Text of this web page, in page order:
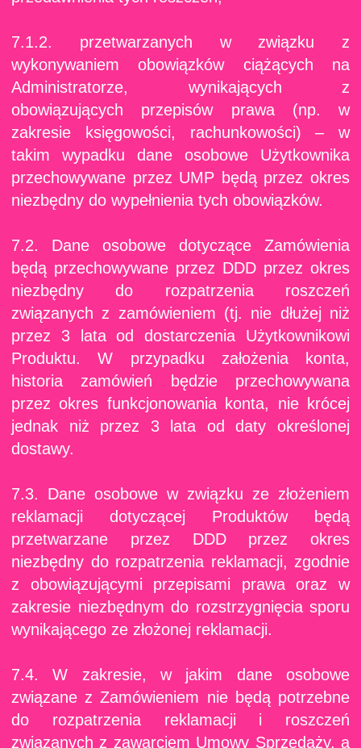
7.1.2. przetwarzanych w związku z
wykonywaniem obowiązków ciążących na
Administratorze, wynikających z
obowiązujących przepisów prawa (np. w
zakresie księgowości, rachunkowości) – w
takim wypadku dane osobowe Użytkownika
przechowywane przez UMP będą przez okres
niezbędny do wypełnienia tych obowiązków.
7.2. Dane osobowe dotyczące Zamówienia
będą przechowywane przez DDD przez okres
niezbędny do rozpatrzenia roszczeń
związanych z zamówieniem (tj. nie dłużej niż
przez 3 lata od dostarczenia Użytkownikowi
Produktu. W przypadku założenia konta,
historia zamówień będzie przechowywana
przez okres funkcjonowania konta, nie krócej
jednak niż przez 3 lata od daty określonej
dostawy.
7.3. Dane osobowe w związku ze złożeniem
reklamacji dotyczącej Produktów będą
przetwarzane przez DDD przez okres
niezbędny do rozpatrzenia reklamacji, zgodnie
z obowiązującymi przepisami prawa oraz w
zakresie niezbędnym do rozstrzygnięcia sporu
wynikającego ze złożonej reklamacji.
7.4. W zakresie, w jakim dane osobowe
związane z Zamówieniem nie będą potrzebne
do rozpatrzenia reklamacji i roszczeń
związanych z zawarciem Umowy Sprzedaży, a